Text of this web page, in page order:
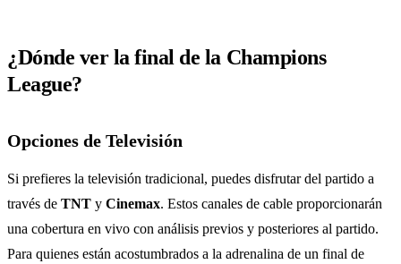
¿Dónde ver la final de la Champions
League?
Opciones de Televisión
Si prefieres la televisión tradicional, puedes disfrutar del partido a
través de TNT y Cinemax. Estos canales de cable proporcionarán
una cobertura en vivo con análisis previos y posteriores al partido.
Para quienes están acostumbrados a la adrenalina de un final de